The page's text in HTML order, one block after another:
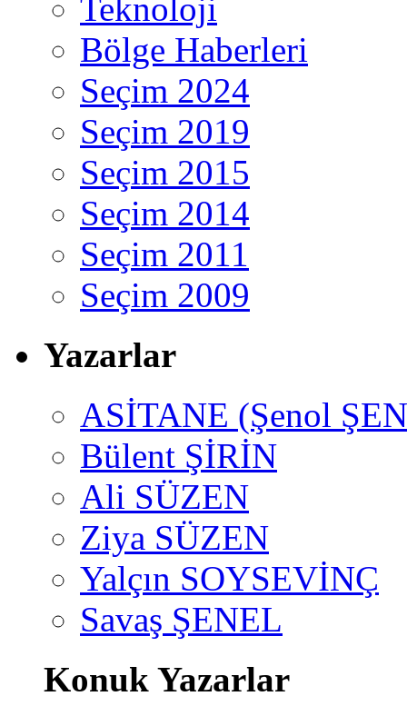
Teknoloji
Bölge Haberleri
Seçim 2024
Seçim 2019
Seçim 2015
Seçim 2014
Seçim 2011
Seçim 2009
Yazarlar
ASİTANE (Şenol
Bülent ŞİRİN
Ali SÜZEN
Ziya SÜZEN
Yalçın SOYSEVİNÇ
Savaş ŞENEL
Konuk Yazarlar